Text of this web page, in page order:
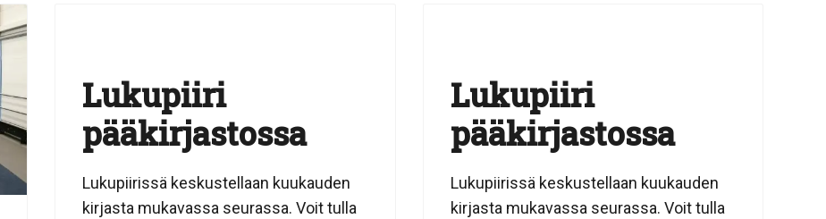
Lukupiiri
pääkirjastossa
Lukupiirissä keskustellaan kuukauden
kirjasta mukavassa seurassa. Voit tulla
Lukupiiri
pääkirjastossa
Lukupiirissä keskustellaan kuukauden
kirjasta mukavassa seurassa. Voit tulla